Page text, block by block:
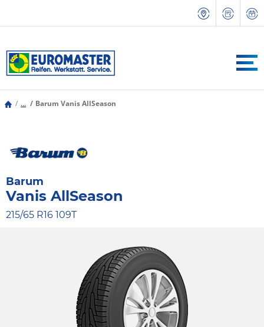
... Barum Vanis AllSeason
Barum
Vanis AllSeason
215/65 R16 109T